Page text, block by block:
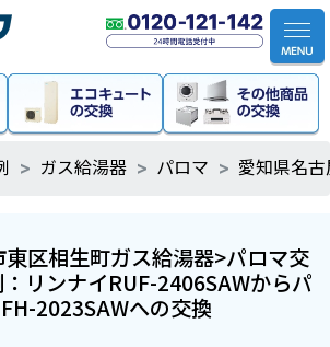
ガス給湯器 パロマ 愛知県名
区相生町ガス給湯器>パロマ交
リンナイRUF-2406SAWからパ
2023SAWへの交換